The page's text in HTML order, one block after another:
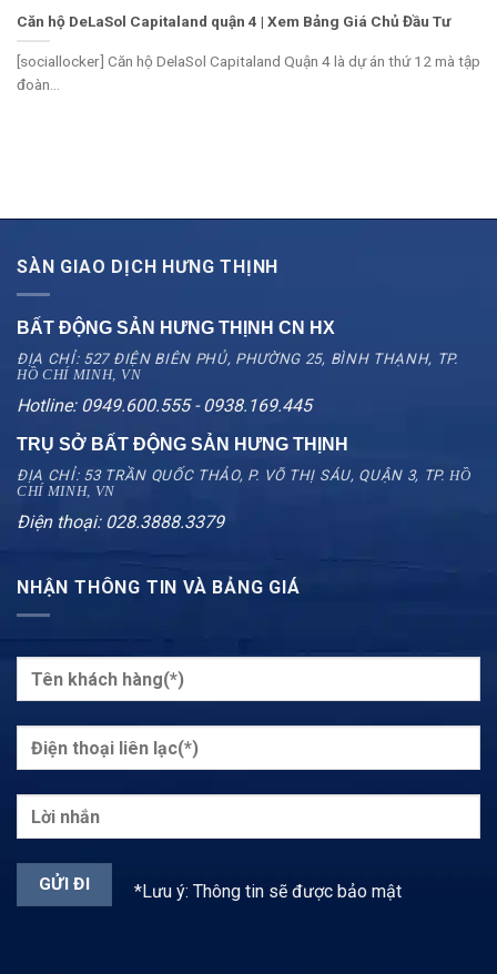
Căn hộ DeLaSol Capitaland quận 4 | Xem Bảng Giá Chủ Đầu Tư
[sociallocker] Căn hộ DelaSol Capitaland Quận 4 là dự án thứ 12 mà tập
đoàn...
SÀN GIAO DỊCH HƯNG THỊNH
BẤT ĐỘNG SẢN HƯNG THỊNH CN HX
ĐỊA CHỈ: 527 ĐIỆN BIÊN PHỦ, PHƯỜNG 25, BÌNH THẠNH, TP.
HỒ CHÍ MINH, VN
Hotline: 0949.600.555 - 0938.169.445
TRỤ SỞ BẤT ĐỘNG SẢN HƯNG THỊNH
ĐỊA CHỈ: 53 TRẦN QUỐC THẢO, P. VÕ THỊ SÁU, QUẬN 3, TP. HỒ
CHÍ MINH, VN
Điện thoại: 028.3888.3379
NHẬN THÔNG TIN VÀ BẢNG GIÁ
*Lưu ý: Thông tin sẽ được bảo mật